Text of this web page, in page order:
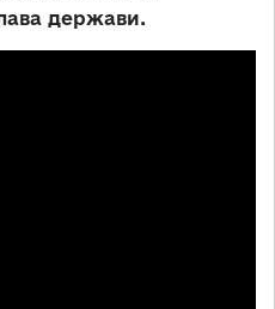
держави.